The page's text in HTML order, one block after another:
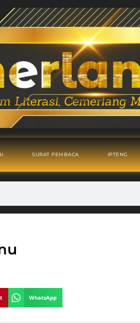
SURAT PEMBACA IPTENG
WhatsApp